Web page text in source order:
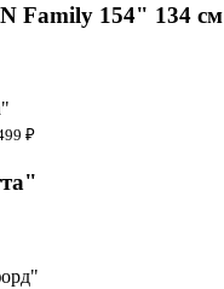
Family 154" 134 см
₽